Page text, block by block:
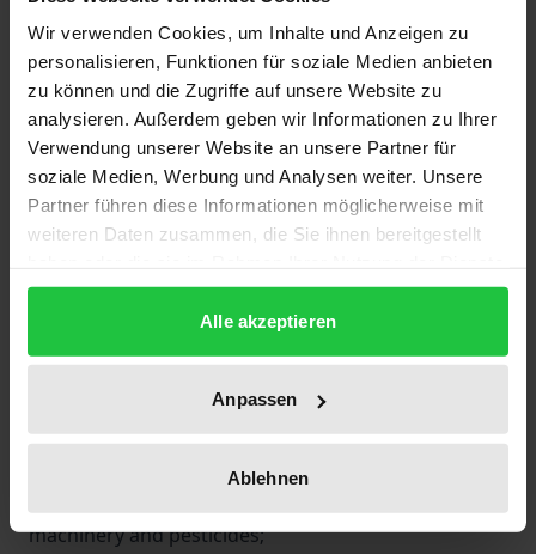
Wir verwenden Cookies, um Inhalte und Anzeigen zu
personalisieren, Funktionen für soziale Medien anbieten
zu können und die Zugriffe auf unsere Website zu
analysieren. Außerdem geben wir Informationen zu Ihrer
Verwendung unserer Website an unsere Partner für
soziale Medien, Werbung und Analysen weiter. Unsere
Partner führen diese Informationen möglicherweise mit
weiteren Daten zusammen, die Sie ihnen bereitgestellt
gesammelt haben.
Alle akzeptieren
Anpassen
Ablehnen
Beschreibung
Occupational safety and health (OSH) is a core
element of the ILO’s Decent Work Agenda. Despite
hazardous working conditions in agriculture,
unfortunately, OSH issues in agriculture are
frequently ignored. This volume’s contributions
various disciplines highlight
• the prevalent patriarchal norms and practices
which expose women to more health risks;
• the lack of training and education which leave
smallholders and farm workers frequently unaware
machinery and pesticides;